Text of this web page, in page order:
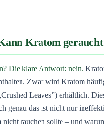
Kratom
Die klare Antwort: nein.
Zwar wird Kratom
Leaves”) erhältlich.
genau das ist nicht nur
rauchen sollte – und